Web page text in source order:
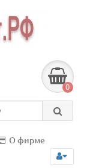
0
О фирме